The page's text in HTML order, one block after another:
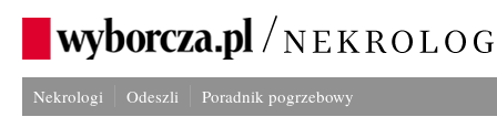
Nekrologi Odeszli Poradnik pogrzebowy